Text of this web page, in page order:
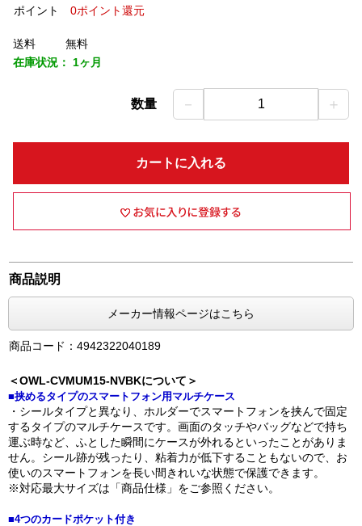
ポイント
0ポイント還元
送料
無料
在庫状況： 1ヶ月
数量 － 1 ＋
カートに入れる
商品説明
メーカー情報ページはこちら
商品コード：4942322040189
＜OWL-CVMUM15-NVBKについて＞
■挟めるタイプのスマートフォン用マルチケース
・シールタイプと異なり、ホルダーでスマートフォンを挟んで固定
するタイプのマルチケースです。画面のタッチやバッグなどで持ち
運ぶ時など、ふとした瞬間にケースが外れるといったことがありま
せん。シール跡が残ったり、粘着力が低下することもないので、お
使いのスマートフォンを長い間きれいな状態で保護できます。
※対応最大サイズは「商品仕様」をご参照ください。
■4つのカードポケット付き